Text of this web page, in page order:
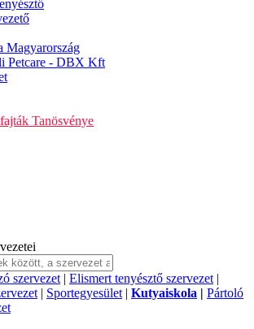
Magyarország
Petcare - DBX Kft
Tanösvénye
szervezet | Elismert tenyésztő szervezet |
| Sportegyesület | Kutyaiskola | Pártoló